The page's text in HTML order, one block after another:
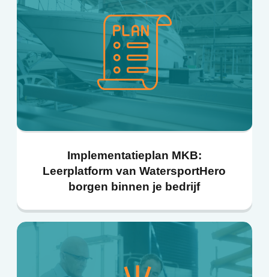
Implementatieplan MKB:
Leerplatform van WatersportHero
borgen binnen je bedrijf